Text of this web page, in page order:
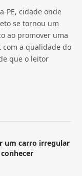
PE, cidade onde
se tornou um
ao promover uma
a qualidade do
que o leitor
um carro irregular